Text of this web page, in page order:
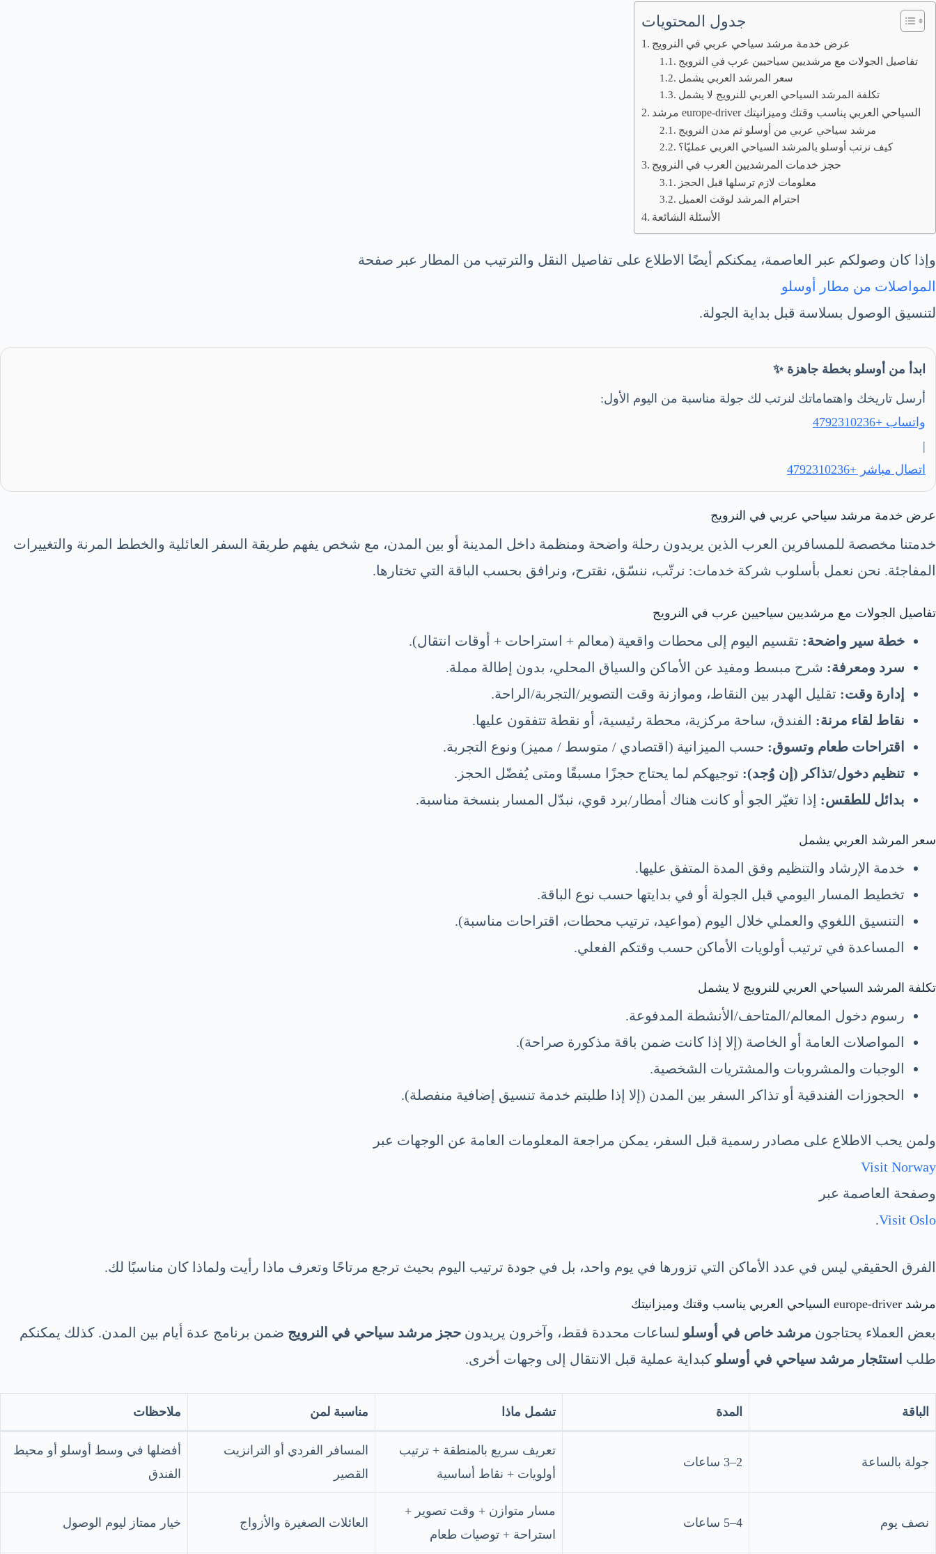
جدول المحتويات
عرض خدمة مرشد سياحي عربي في النرويج
تفاصيل الجولات مع مرشديين سياحيين عرب في النرويج
سعر المرشد العربي يشمل
تكلفة المرشد السياحي العربي للنرويج لا يشمل
مرشد europe-driver السياحي العربي يناسب وقتك وميزانيتك
مرشد سياحي عربي من أوسلو ثم مدن النرويج
كيف نرتب أوسلو بالمرشد السياحي العربي عمليًا؟
حجز خدمات المرشديين العرب في النرويج
معلومات لازم ترسلها قبل الحجز
احترام المرشد لوقت العميل
الأسئلة الشائعة
وإذا كان وصولكم عبر العاصمة، يمكنكم أيضًا الاطلاع على تفاصيل النقل والترتيب من المطار عبر صفحة
المواصلات من مطار أوسلو
لتنسيق الوصول بسلاسة قبل بداية الجولة.
ابدأ من أوسلو بخطة جاهزة ✨
أرسل تاريخك واهتماماتك لنرتب لك جولة مناسبة من اليوم الأول:
واتساب +4792310236
|
اتصال مباشر +4792310236
عرض خدمة مرشد سياحي عربي في النرويج
خدمتنا مخصصة للمسافرين العرب الذين يريدون رحلة واضحة ومنظمة داخل المدينة أو بين المدن، مع شخص يفهم طريقة السفر العائلية والخطط المرنة والتغييرات
المفاجئة. نحن نعمل بأسلوب شركة خدمات: نرتّب، ننسّق، نقترح، ونرافق بحسب الباقة التي تختارها.
تفاصيل الجولات مع مرشديين سياحيين عرب في النرويج
خطة سير واضحة: تقسيم اليوم إلى محطات واقعية (معالم + استراحات + أوقات انتقال).
سرد ومعرفة: شرح مبسط ومفيد عن الأماكن والسياق المحلي، بدون إطالة مملة.
إدارة وقت: تقليل الهدر بين النقاط، وموازنة وقت التصوير/التجربة/الراحة.
نقاط لقاء مرنة: الفندق، ساحة مركزية، محطة رئيسية، أو نقطة تتفقون عليها.
اقتراحات طعام وتسوق: حسب الميزانية (اقتصادي / متوسط / مميز) ونوع التجربة.
تنظيم دخول/تذاكر (إن وُجد): توجيهكم لما يحتاج حجزًا مسبقًا ومتى يُفضّل الحجز.
بدائل للطقس: إذا تغيّر الجو أو كانت هناك أمطار/برد قوي، نبدّل المسار بنسخة مناسبة.
سعر المرشد العربي يشمل
خدمة الإرشاد والتنظيم وفق المدة المتفق عليها.
تخطيط المسار اليومي قبل الجولة أو في بدايتها حسب نوع الباقة.
التنسيق اللغوي والعملي خلال اليوم (مواعيد، ترتيب محطات، اقتراحات مناسبة).
المساعدة في ترتيب أولويات الأماكن حسب وقتكم الفعلي.
تكلفة المرشد السياحي العربي للنرويج لا يشمل
رسوم دخول المعالم/المتاحف/الأنشطة المدفوعة.
المواصلات العامة أو الخاصة (إلا إذا كانت ضمن باقة مذكورة صراحة).
الوجبات والمشروبات والمشتريات الشخصية.
الحجوزات الفندقية أو تذاكر السفر بين المدن (إلا إذا طلبتم خدمة تنسيق إضافية منفصلة).
ولمن يحب الاطلاع على مصادر رسمية قبل السفر، يمكن مراجعة المعلومات العامة عن الوجهات عبر
Visit Norway
وصفحة العاصمة عبر
Visit Oslo
.
الفرق الحقيقي ليس في عدد الأماكن التي تزورها في يوم واحد، بل في جودة ترتيب اليوم بحيث ترجع مرتاحًا وتعرف ماذا رأيت ولماذا كان مناسبًا لك.
مرشد europe-driver السياحي العربي يناسب وقتك وميزانيتك
بعض العملاء يحتاجون مرشد خاص في أوسلو لساعات محددة فقط، وآخرون يريدون حجز مرشد سياحي في النرويج ضمن برنامج عدة أيام بين المدن. كذلك يمكنكم
طلب استئجار مرشد سياحي في أوسلو كبداية عملية قبل الانتقال إلى وجهات أخرى.
الباقة المدة تشمل ماذا مناسبة لمن ملاحظات
جولة بالساعة 2–3 ساعات
تعريف سريع بالمنطقة + ترتيب
أولويات + نقاط أساسية
المسافر الفردي أو الترانزيت
القصير
أفضلها في وسط أوسلو أو محيط
الفندق
نصف يوم 4–5 ساعات
مسار متوازن + وقت تصوير +
استراحة + توصيات طعام
العائلات الصغيرة والأزواج خيار ممتاز ليوم الوصول